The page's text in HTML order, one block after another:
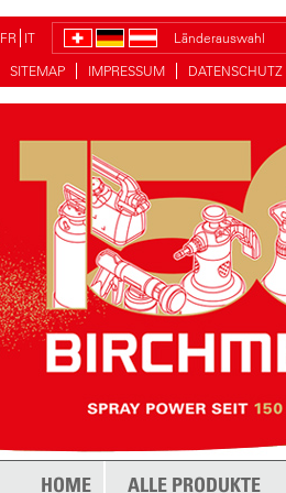
FR IT
Länderauswahl
SITEMAP IMPRESSUM DATENSCHUTZ
HOME ALLE PRODUKTE